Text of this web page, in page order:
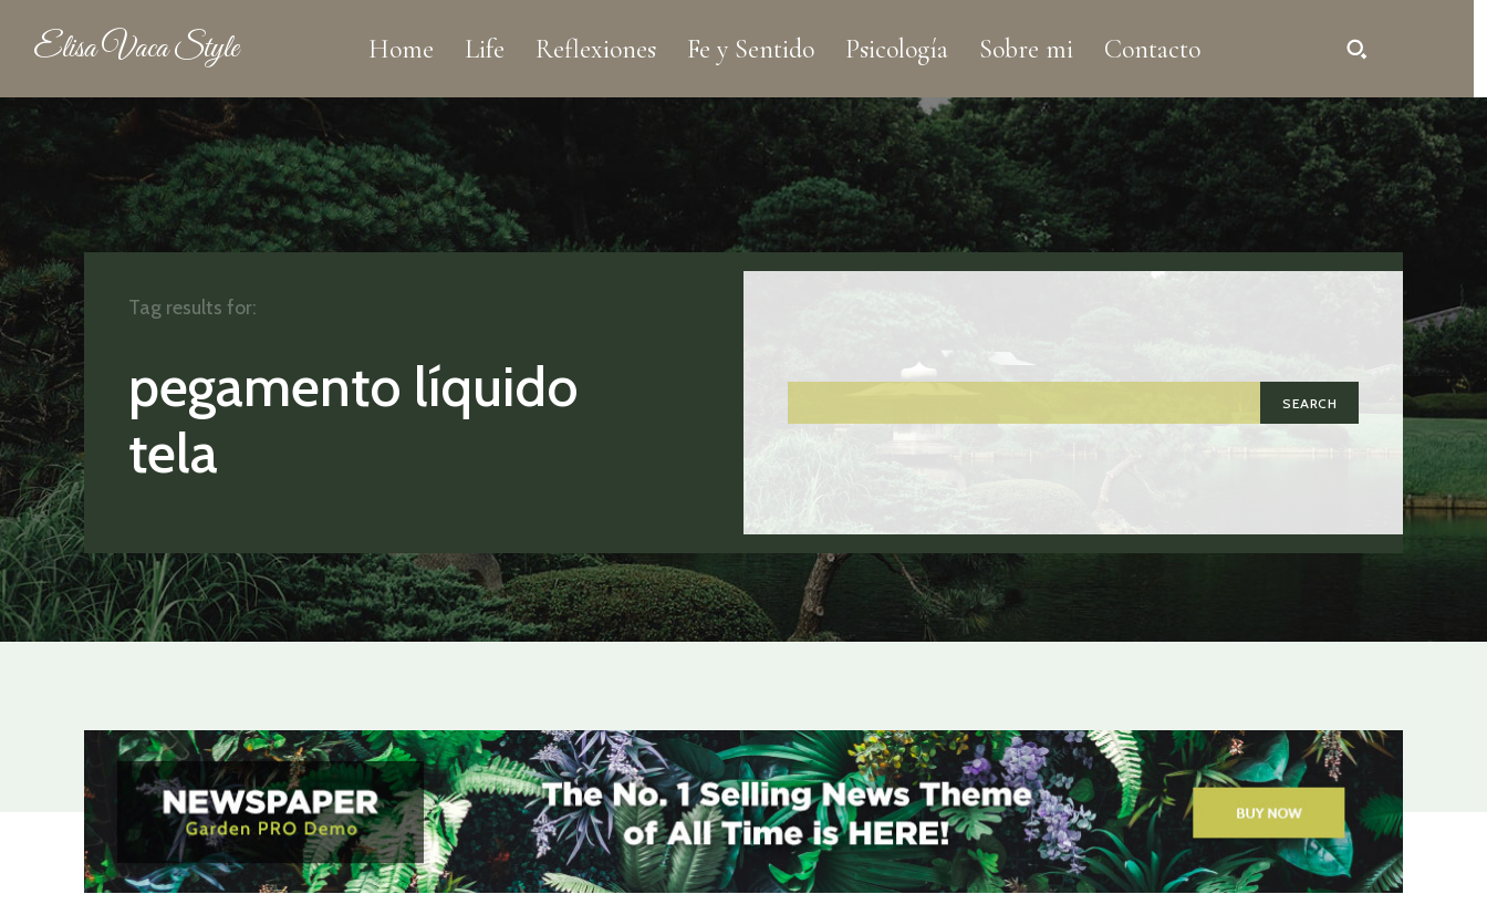
Elisa Vaca Style Home Life Reflexiones Fe y Sentido Psicología Sobre mi Contacto
pegamento líquido
tela
SEARCH
Tag results for: